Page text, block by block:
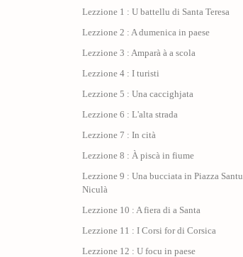
Lezzione 1 : U battellu di Santa Teresa
Lezzione 2 : A dumenica in paese
Lezzione 3 : Amparà à a scola
Lezzione 4 : I turisti
Lezzione 5 : Una caccighjata
Lezzione 6 : L'alta strada
Lezzione 7 : In cità
Lezzione 8 : À piscà in fiume
Lezzione 9 : Una bucciata in Piazza Santu
Niculà
Lezzione 10 : A fiera di a Santa
Lezzione 11 : I Corsi for di Corsica
Lezzione 12 : U focu in paese